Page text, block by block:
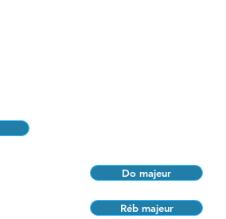
Do majeur
Réb majeur